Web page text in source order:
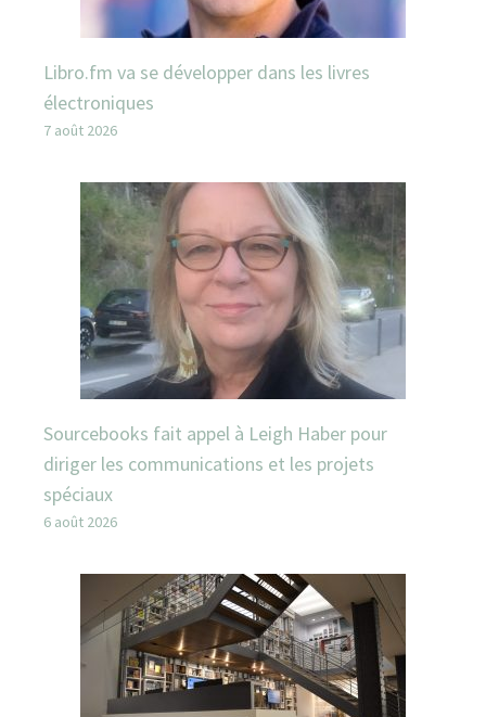
Libro.fm va se développer dans les livres
électroniques
7 août 2026
Sourcebooks fait appel à Leigh Haber pour
diriger les communications et les projets
spéciaux
6 août 2026